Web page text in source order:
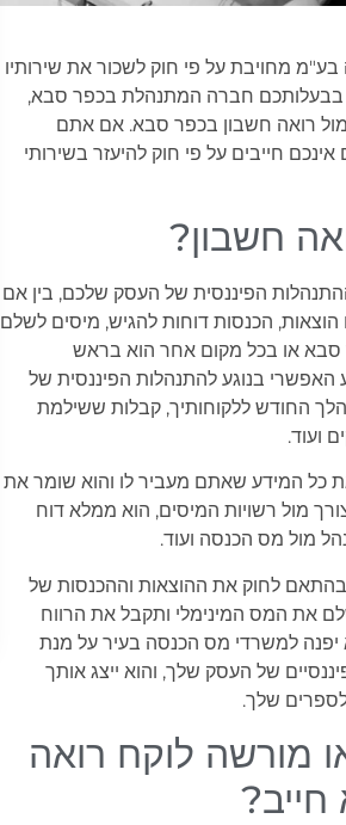
מחויבת על פי חוק לשכור את שירותיו
בבעלותכם חברה המתנהלת בכפר סבא,
רואה חשבון בכפר סבא. אם אתם
חייבים על פי חוק להיעזר בשירותי
חשבון?
הפיננסית של העסק שלכם, בין אם
הכנסות דוחות להגיש, מיסים לשלם
סבא או בכל מקום אחר הוא בראש
בנוגע להתנהלות הפיננסית של
החודש ללקוחותיך, קבלות ששילמת
ועוד.
כל המידע שאתם מעביר לו והוא שומר את
מול רשויות המיסים, הוא ממלא דוח
מול מס הכנסה ועוד.
בהתאם לחוק את ההוצאות וההכנסות של
את המס המינימלי ותקבל את הרווח
למשרדי מס הכנסה בעיר על מנת
של העסק שלך, והוא ייצג אותך
שלך.
מורשה לוקח רואה